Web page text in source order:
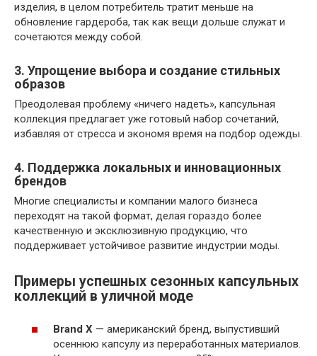
изделия, в целом потребитель тратит меньше на
обновление гардероба, так как вещи дольше служат и
сочетаются между собой.
3. Упрощение выбора и создание стильных
образов
Преодолевая проблему «ничего надеть», капсульная
коллекция предлагает уже готовый набор сочетаний,
избавляя от стресса и экономя время на подбор одежды.
4. Поддержка локальных и инновационных
брендов
Многие специалисты и компании малого бизнеса
переходят на такой формат, делая гораздо более
качественную и эксклюзивную продукцию, что
поддерживает устойчивое развитие индустрии моды.
Примеры успешных сезонных капсульных
коллекций в уличной моде
Brand X — американский бренд, выпустивший
осеннюю капсулу из переработанных материалов.